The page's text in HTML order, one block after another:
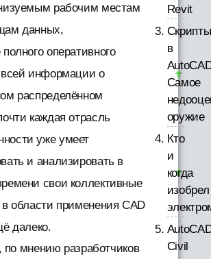
рабочим местам
данных,
оперативного
всей информации о
распределённом
каждая отрасль
уже умеет
и анализировать в
свои коллективные
области применения CAD
далеко.
по мнению разработчиков
Revit
Скрипты
в
Самое
оружие
Кто
и
когда
изобрел
Civil